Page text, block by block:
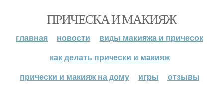
ПРИЧЕСКА И МАКИЯЖ
главная новости
виды макияжа и причесок
как делать прически и макияж
прически и макияж на дому
игры отзывы